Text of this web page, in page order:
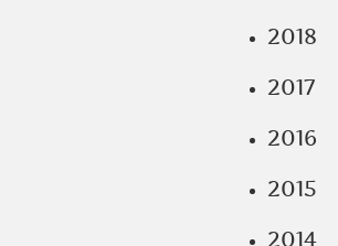
2018
2017
2016
2015
2014